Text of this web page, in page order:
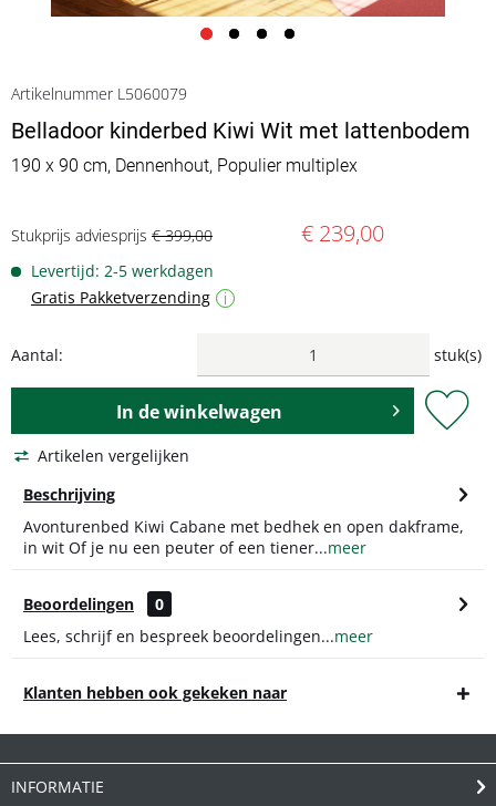
Artikelnummer L5060079
Belladoor kinderbed Kiwi Wit met lattenbodem
190 x 90 cm, Dennenhout, Populier multiplex
Stukprijs adviesprijs € 399,00 € 239,00
Levertijd: 2-5 werkdagen
Gratis Pakketverzending
i
Aantal: stuk(s)
In dewinkelwagen
Artikelen vergelijken
Beschrijving
Avonturenbed Kiwi Cabane met bedhek en open dakframe,
in wit Of je nu een peuter of een tiener...meer
Beoordelingen
0
Lees, schrijf en bespreek beoordelingen...meer
Klanten hebben ook gekeken naar
INFORMATIE